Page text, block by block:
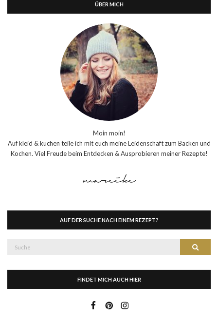
ÜBER MICH
Moin moin!
Auf kleid & kuchen teile ich mit euch meine Leidenschaft zum Backen und
Kochen. Viel Freude beim Entdecken & Ausprobieren meiner Rezepte!
AUF DER SUCHE NACH EINEM REZEPT?
Suche
FINDET MICH AUCH HIER